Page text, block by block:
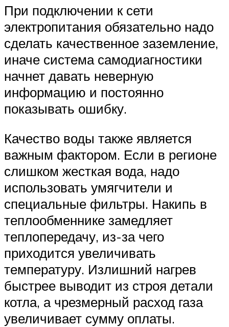
При подключении к сети
электропитания обязательно надо
сделать качественное заземление,
иначе система самодиагностики
начнет давать неверную
информацию и постоянно
показывать ошибку.
Качество воды также является
важным фактором. Если в регионе
слишком жесткая вода, надо
использовать умягчители и
специальные фильтры. Накипь в
теплообменнике замедляет
теплопередачу, из-за чего
приходится увеличивать
температуру. Излишний нагрев
быстрее выводит из строя детали
котла, а чрезмерный расход газа
увеличивает сумму оплаты.